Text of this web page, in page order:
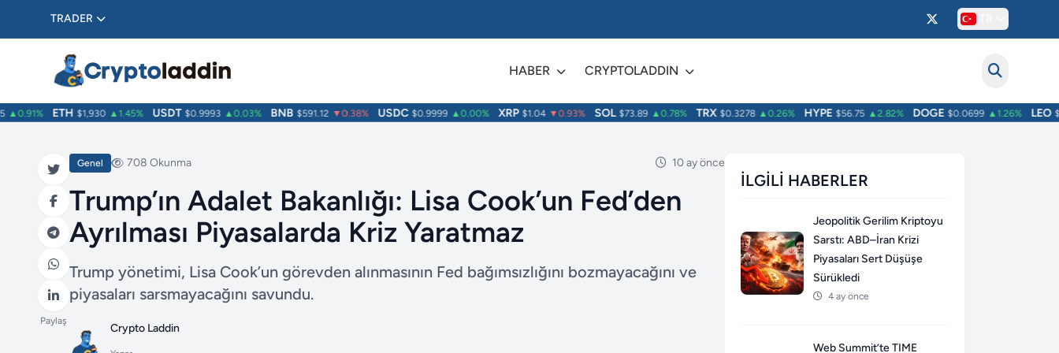
TRADER
HABER CRYPTOLADDIN
ETH $1,930 ▲1.45% USDT $0.9993 ▲0.03% BNB $591.12 ▼0.38% USDC $0.9999 ▲0.00% XRP $1.04 ▼0.93% SOL $73.89 ▲0.78% TRX $0.3278 ▲0.26% HYPE $56.75 ▲2.82% DOGE $0.0699 ▲1.26% LEO
Paylaş
Genel 708 Okunma 10 ay önce
Trump’ın Adalet Bakanlığı: Lisa Cook’un Fed’den
Ayrılması Piyasalarda Kriz Yaratmaz
Trump yönetimi, Lisa Cook’un görevden alınmasının Fed bağımsızlığını bozmayacağını ve
piyasaları sarsmayacağını savundu.
Crypto Laddin
İLGILI HABERLER
Jeopolitik Gerilim Kriptoyu
Sarstı: ABD–İran Krizi
Piyasaları Sert Düşüşe
Sürükledi
4 ay önce
Web Summit’te TIME